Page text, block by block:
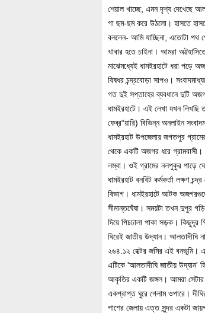
শেয়াল খাচ্ছে, এমন দৃশ্য দেখেছে
গা ছম-ছম করে উঠলো। হাসতে
বললেন- আমি যাচ্ছিনা, এতোটা পথ
খাবার হতে চাইনা। আমরা
মাঝেমধ্যেই ধামইরহাটে ধরা পড়ে
বিষধর চন্দ্রবোড়া সাপও।
গত দুই সপ্তাহের ব্যবধানে দুটি
ধামইরহাটে। এই লেখা যখন
ফেব্র“য়ারি) বিভিন্ন অনলাইন
ধামইরহাট উপজেলার জগতপুর
থেকে একটি অজগর ধরে
লম্বা। ওই গ্রামের নলপুকুর পাড়ে
ধামইরহাট বনবিট কর্মকর্তা লক্ষণ
বিভাগ। ধামইরহাটে আটক
সীমান্তঘেঁষা। সময়টা তখন দুপুর
দিয়ে পিচঢালা পাকা সড়ক।
ঘিরেই জাতীয় উদ্যান। আলতাদীঘি
২৬৪.১২ হেক্টর জমির এই বনভূমি।
এটিকে 'আলতাদীঘি জাতীয় উদ্যান'
আকৃতির একটি জঙ্গল। আমরা সেটার
একপ্রাপ্ত ঘুরে গেলাম ওপারে।
পাশের জেলায় এত্ত সুন্দর একটা